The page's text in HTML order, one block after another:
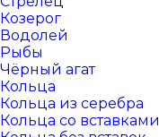
Козерог
Водолей
Рыбы
Чёрный агат
Кольца
Кольца из серебра
Кольца со вставками